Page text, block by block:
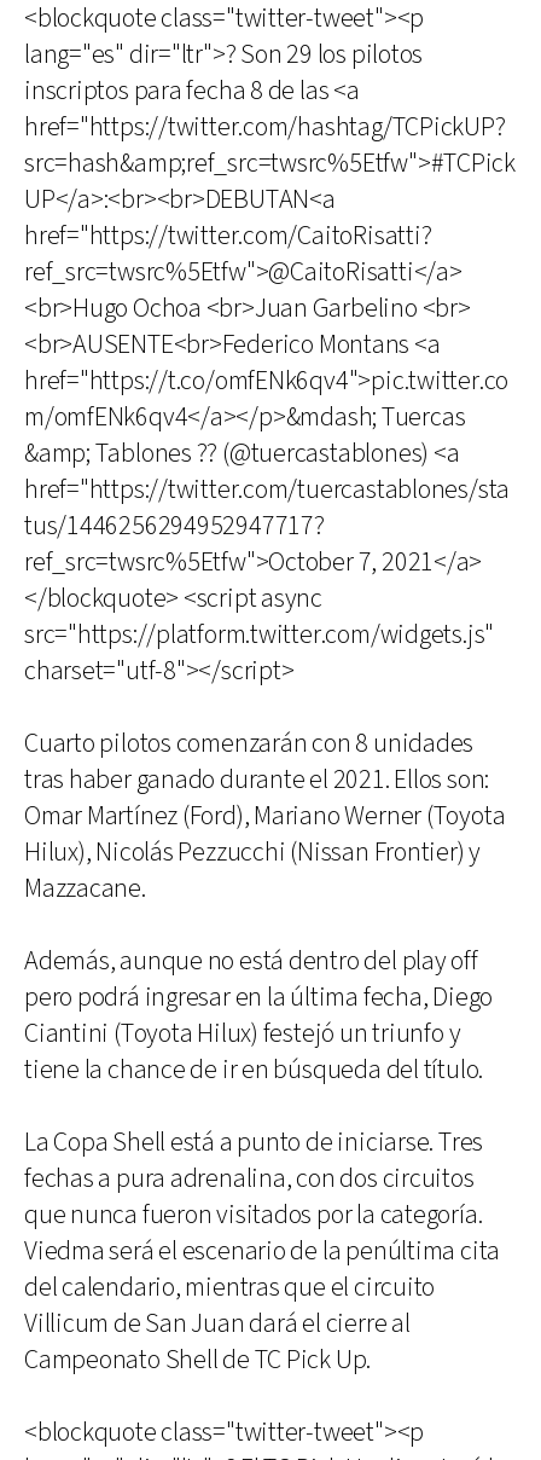
<blockquote class="twitter-tweet"><p
lang="es" dir="ltr">? Son 29 los pilotos
inscriptos para fecha 8 de las <a
href="https://twitter.com/hashtag/TCPickUP?
src=hash&amp;ref_src=twsrc%5Etfw">#TCPick
UP</a>:<br><br>DEBUTAN<a
href="https://twitter.com/CaitoRisatti?
ref_src=twsrc%5Etfw">@CaitoRisatti</a>
<br>Hugo Ochoa <br>Juan Garbelino <br>
<br>AUSENTE<br>Federico Montans <a
href="https://t.co/omfENk6qv4">pic.twitter.co
m/omfENk6qv4</a></p>&mdash; Tuercas
&amp; Tablones ?? (@tuercastablones) <a
href="https://twitter.com/tuercastablones/sta
tus/1446256294952947717?
ref_src=twsrc%5Etfw">October 7, 2021</a>
</blockquote> <script async
src="https://platform.twitter.com/widgets.js"
charset="utf-8"></script>
Cuarto pilotos comenzarán con 8 unidades
tras haber ganado durante el 2021. Ellos son:
Omar Martínez (Ford), Mariano Werner (Toyota
Hilux), Nicolás Pezzucchi (Nissan Frontier) y
Mazzacane.
Además, aunque no está dentro del play off
pero podrá ingresar en la última fecha, Diego
Ciantini (Toyota Hilux) festejó un triunfo y
tiene la chance de ir en búsqueda del título.
La Copa Shell está a punto de iniciarse. Tres
fechas a pura adrenalina, con dos circuitos
que nunca fueron visitados por la categoría.
Viedma será el escenario de la penúltima cita
del calendario, mientras que el circuito
Villicum de San Juan dará el cierre al
Campeonato Shell de TC Pick Up.
<blockquote class="twitter-tweet"><p